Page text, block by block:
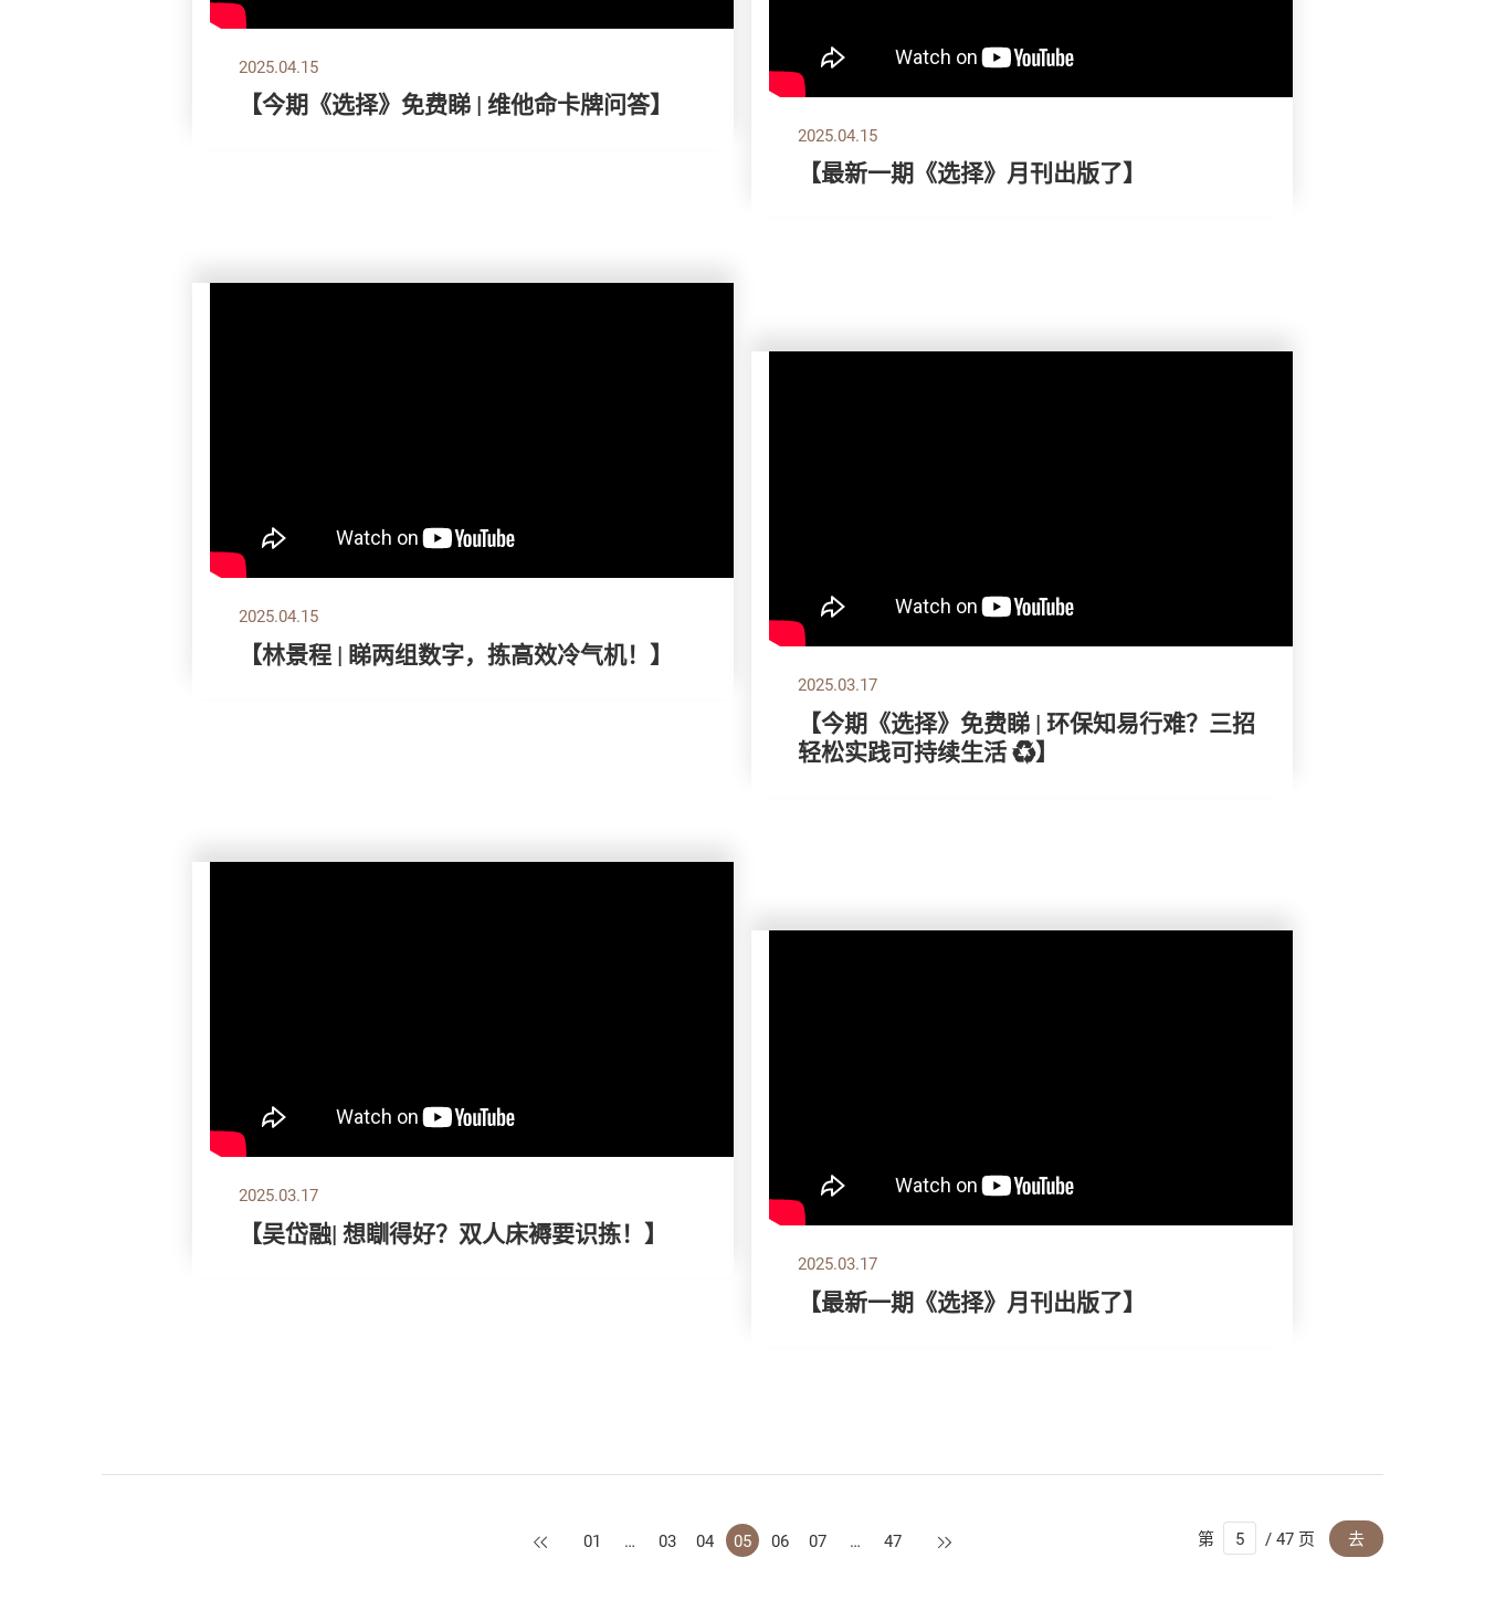
2025.04.15
【今期《选择》免费睇 | 维他命卡牌问答】
2025.04.15
【最新一期《选择》月刊出版了】
2025.04.15
【林景程 | 睇两组数字，拣高效冷气机！】
2025.03.17
【今期《选择》免费睇 | 环保知易行难？三招
轻松实践可持续生活 ♻️】
2025.03.17
【吴岱融| 想瞓得好？双人床褥要识拣！】
2025.03.17
【最新一期《选择》月刊出版了】
上一页
01 … 03 04 05 06 07 … 47 下一页 第 / 47 页 去